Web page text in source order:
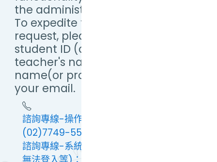
the administrator.
To expedite the processing of your
request, please include your
student ID (or Username),
teacher's name, and course
name(or provide a screenshot) in
your email.
諮詢專線-操作問題：(02)7749-5673 或
(02)7749-5579
諮詢專線-系統問題(例：連線緩慢及異常、